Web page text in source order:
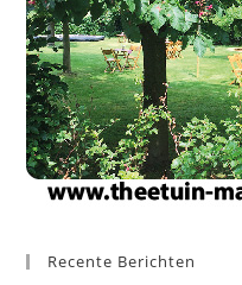
Recente Berichten